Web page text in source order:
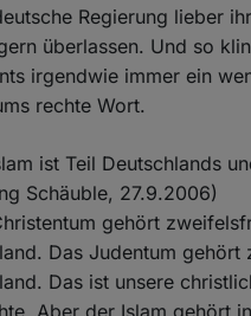
Regierung lieber
überlassen. Und so
irgendwie immer ein
rechte Wort.
ist Teil Deutschlands
Schäuble, 27.9.2006)
gehört
Das Judentum
Das ist unsere
Aber der Islam gehört